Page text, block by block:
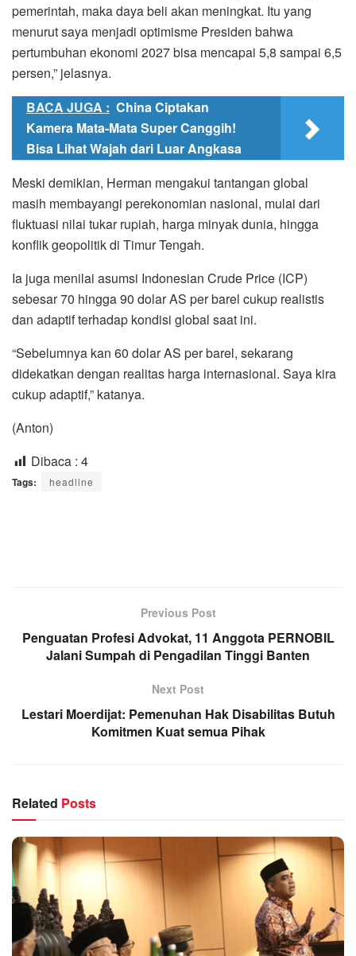
pemerintah, maka daya beli akan meningkat. Itu yang
menurut saya menjadi optimisme Presiden bahwa
pertumbuhan ekonomi 2027 bisa mencapai 5,8 sampai 6,5
persen,” jelasnya.
BACA JUGA : China Ciptakan
Kamera Mata-Mata Super Canggih!
Bisa Lihat Wajah dari Luar Angkasa
Meski demikian, Herman mengakui tantangan global
masih membayangi perekonomian nasional, mulai dari
fluktuasi nilai tukar rupiah, harga minyak dunia, hingga
konflik geopolitik di Timur Tengah.
Ia juga menilai asumsi Indonesian Crude Price (ICP)
sebesar 70 hingga 90 dolar AS per barel cukup realistis
dan adaptif terhadap kondisi global saat ini.
“Sebelumnya kan 60 dolar AS per barel, sekarang
didekatkan dengan realitas harga internasional. Saya kira
cukup adaptif,” katanya.
(Anton)
Dibaca : 4
Tags: headline
Previous Post
Penguatan Profesi Advokat, 11 Anggota PERNOBIL
Jalani Sumpah di Pengadilan Tinggi Banten
Next Post
Lestari Moerdijat: Pemenuhan Hak Disabilitas Butuh
Komitmen Kuat semua Pihak
Related Posts